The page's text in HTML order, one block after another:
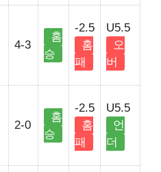
4-3
홈
승
-2.5
홈
패
U5.5
오
버
2-0
홈
승
-2.5
홈
패
U5.5
언
더